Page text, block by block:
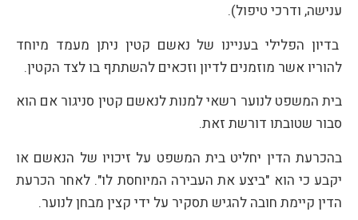
ענישה, ודרכי טיפול).
בדיון הפלילי בעניינו של נאשם קטין ניתן מעמד מיוחד
להוריו אשר מוזמנים לדיון וזכאים להשתתף בו לצד הקטין.
בית המשפט לנוער רשאי למנות לנאשם קטין סניגור אם הוא
סבור שטובתו דורשת זאת.
בהכרעת הדין יחליט בית המשפט על זיכויו של הנאשם או
יקבע כי הוא "ביצע את העבירה המיוחסת לו". לאחר הכרעת
הדין קיימת חובה להגיש תסקיר על ידי קצין מבחן לנוער.